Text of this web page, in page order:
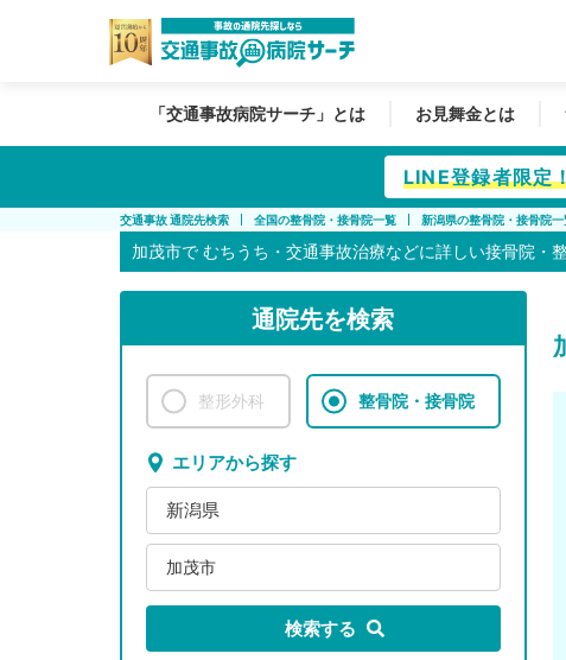
「交通事故病院サーチ」とは お見舞金とは
LINE登録者限定
交通事故 通院先検索 全国の整骨院・接骨院一覧 新潟県の整骨院・接骨院一
加茂市で むちうち・交通事故治療などに詳しい接骨院・
通院先を検索
整形外科 整骨院・接骨院
エリアから探す
新潟県
加茂市
検索する